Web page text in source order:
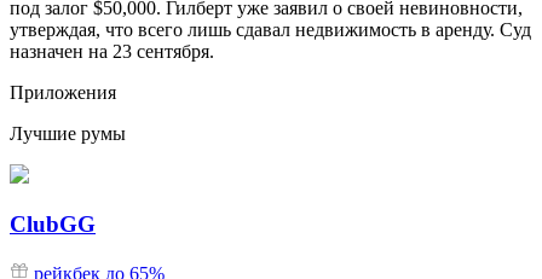
под залог $50,000. Гилберт уже заявил о своей невиновности,
утверждая, что всего лишь сдавал недвижимость в аренду. Суд
назначен на 23 сентября.
Приложения
Лучшие румы
ClubGG
рейкбек до 65%